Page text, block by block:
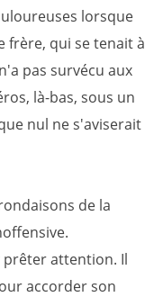
lorsque
frère, qui se tenait à
pas survécu aux
là-bas, sous un
nul ne s'aviserait
de la
prêter attention. Il
accorder son